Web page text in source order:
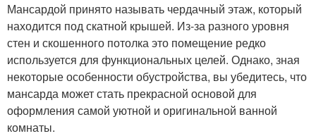
Мансардой принято называть чердачный этаж, который
находится под скатной крышей. Из-за разного уровня
стен и скошенного потолка это помещение редко
используется для функциональных целей. Однако, зная
некоторые особенности обустройства, вы убедитесь, что
мансарда может стать прекрасной основой для
оформления самой уютной и оригинальной ванной
комнаты.